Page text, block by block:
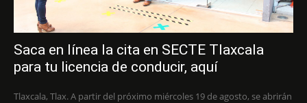
Saca en línea la cita en SECTE Tlaxcala
para tu licencia de conducir, aquí
Tlaxcala, Tlax. A partir del próximo miércoles 19 de agosto, se abrirán